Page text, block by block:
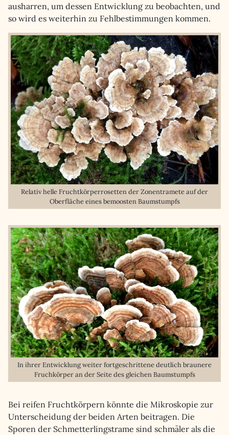
ausharren, um dessen Entwicklung zu beobachten, und
so wird es weiterhin zu Fehlbestimmungen kommen.
Relativ helle Fruchtkörperrosetten der Zonentramete auf der
Oberfläche eines bemoosten Baumstumpfs
In ihrer Entwicklung weiter fortgeschrittene deutlich braunere
Fruchkörper an der Seite des gleichen Baumstumpfs
Bei reifen Fruchtkörpern könnte die Mikroskopie zur
Unterscheidung der beiden Arten beitragen. Die
Sporen der Schmetterlingstrame sind schmäler als die